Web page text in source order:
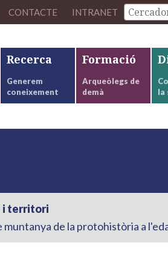
CONTACTE INTRANET
Recerca
Generem
coneixement
Formació
Arqueòlegs de
demà
la
i territori
de la protohistòria a